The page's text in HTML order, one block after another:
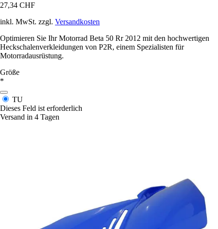
27,34 CHF
inkl. MwSt. zzgl. Versandkosten
Optimieren Sie Ihr Motorrad Beta 50 Rr 2012 mit den hochwertigen
Heckschalenverkleidungen von P2R, einem Spezialisten für
Motorradausrüstung.
Größe
*
TU
Dieses Feld ist erforderlich
Versand in 4 Tagen